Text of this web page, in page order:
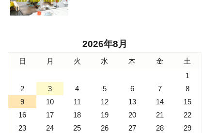
2026年8月
日 月 火 水 木 金
土
1
2
3 4 5 6 7
8
9
10 11 12 13 14
15
16
17 18 19 20 21
22
23
24 25 26 27 28 29